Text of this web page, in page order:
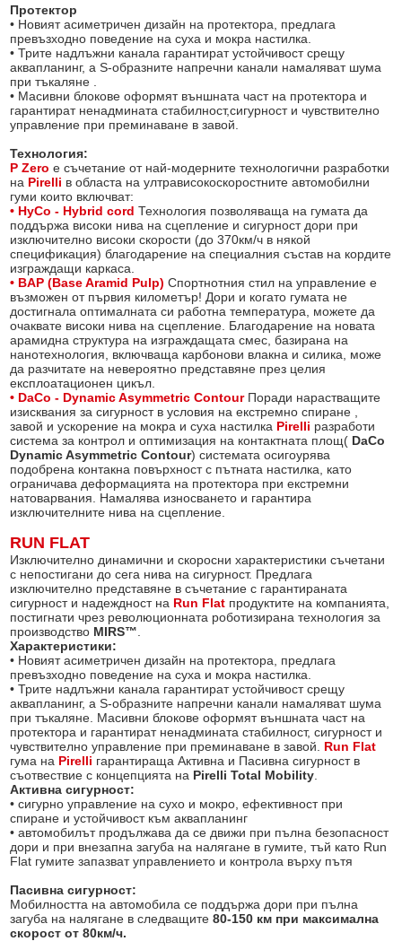
Протектор
• Новият асиметричен дизайн на протектора, предлага
превъзхoдно поведение на суха и мокра настилка.
• Трите надлъжни канала гарантират устойчивост срещу
аквапланинг, а S-образните напречни канали намаляват шума
при тъкаляне .
• Масивни блокове оформят външната част на протектора и
гарантират ненадмината стабилност,сигурност и чувствително
управление при преминаване в завой.
Технология:
P Zero е съчетание от най-модерните технологични разработки
на Pirelli в областа на ултрависокоскоростните автомобилни
гуми които включват:
• HyCo - Hybrid cord Технология позволяваща на гумата да
поддържа високи нива на сцепление и сигурност дори при
изключително високи скорости (до 370км/ч в някой
спецификация) благодарение на специалния състав на кордите
изграждащи каркаса.
• BAP (Base Aramid Pulp)Спортнотния стил на управление е
възможен от първия километър! Дори и когато гумата не
достигнала оптималната си работна температура, можете да
очаквате високи нива на сцепление. Благодарение на новата
арамидна структура на изграждащата смес, базирана на
нанотехнология, включваща карбонови влакна и силика, може
да разчитате на невероятно представяне през целия
експлоатационен цикъл.
• DaCo - Dynamic Asymmetric ContourПоради нарастващите
изисквания за сигурност в условия на екстремно спиране ,
завой и ускорение на мокра и суха настилка Pirelli разработи
система за контрол и оптимизация на контактната площ( DaCo
Dynamic Asymmetric Contour) системата осигоурява
подобрена контакна повърхност с пътната настилка, като
ограничава деформацията на протектора при екстремни
натоварвания. Намалява износването и гарантира
изключителните нива на сцепление.
RUN FLAT
Изключително динамични и скоросни характеристики съчетани
с непостигани до сега нива на сигурност. Предлага
изключително представяне в съчетание с гарантираната
сигурност и надеждност на Run Flat продуктите на компанията,
постигнати чрез революционната роботизирана технология за
производство MIRS™.
Характеристики:
• Новият асиметричен дизайн на протектора, предлага
превъзхoдно поведение на суха и мокра настилка.
• Трите надлъжни канала гарантират устойчивост срещу
аквапланинг, а S-образните напречни канали намаляват шума
при тъкаляне. Масивни блокове оформят външната част на
протектора и гарантират ненадмината стабилност, сигурност и
чувствително управление при преминаване в завой. Run Flat
гума на Pirelli гарантираща Активна и Пасивна сигурност в
съотвествие с концепцията на Pirelli Total Mobility.
Активна сигурност:
• сигурно управление на сухо и мокро, ефективност при
спиране и устойчивост към аквапланинг
• автомобилът продължава да се движи при пълна безопасност
дори и при внезапна загуба на налягане в гумите, тъй като Run
Flat гумите запазват управлението и контрола върху пътя
Пасивна сигурност:
Мобилността на автомобила се поддържа дори при пълна
загуба на налягане в следващите80-150 км при максимална
скорост от 80км/ч.